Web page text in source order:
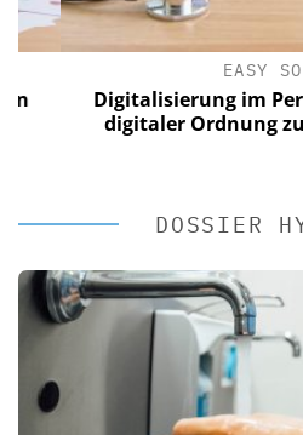
EASY
Digitalisierung im
digitaler Ordnung zur
DOSSIER